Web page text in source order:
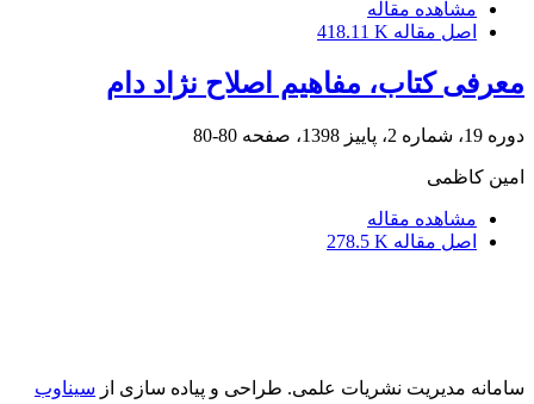
مشاهده مقاله
اصل مقاله 418.11 K
معرفی کتاب، مفاهیم اصلاح نژاد دام
دوره 19، شماره 2، پاییز 1398، صفحه 80-80
امین کاظمی
مشاهده مقاله
اصل مقاله 278.5 K
سامانه مدیریت نشریات علمی. طراحی و پیاده سازی از سیناوب